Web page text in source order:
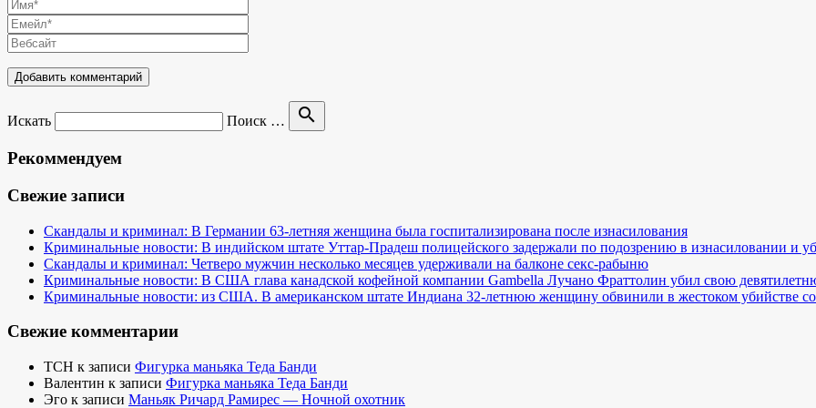
Искать Поиск … search
Рекоммендуем
Свежие записи
Скандалы и криминал: В Германии 63-летняя женщина была госпитализирована после изнасилования
Криминальные новости: В индийском штате Уттар-Прадеш полицейского задержали по подозрению в изнасиловании и
Скандалы и криминал: Четверо мужчин несколько месяцев удерживали на балконе секс-рабыню
Криминальные новости: В США глава канадской кофейной компании Gambella Лучано Фраттолин убил свою
Криминальные новости: из США. В американском штате Индиана 32-летнюю женщину обвинили в жестоком убийстве
Свежие комментарии
TCH к записи Фигурка маньяка Теда Банди
Валентин к записи Фигурка маньяка Теда Банди
Эго к записи Маньяк Ричард Рамирес — Ночной охотник